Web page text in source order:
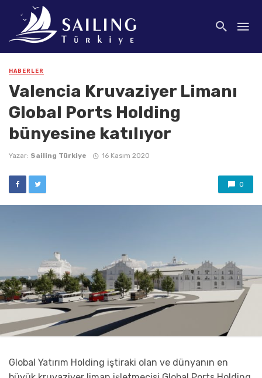
HABERLER
Valencia Kruvaziyer Limanı
Global Ports Holding
bünyesine katılıyor
Yazar: Sailing Türkiye 16 Kasım 2020
0
Global Yatırım Holding iştiraki olan ve dünyanın en